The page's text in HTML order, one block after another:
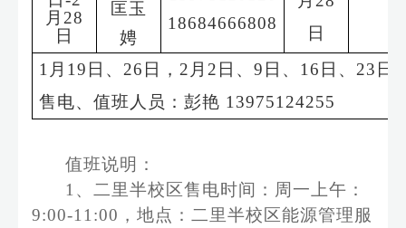
日
月 28
日
匡玉
娉
18684666808
1 月 19 日、 26 日， 2 月 2 日、 9 日、 16 日、 23 日
售电、值班人员：彭艳 13975124255
值班说明：
1 、二里半校区售电时间：周 一 上午：
9:00-11:00 ，地点：二里半校区能源管理服